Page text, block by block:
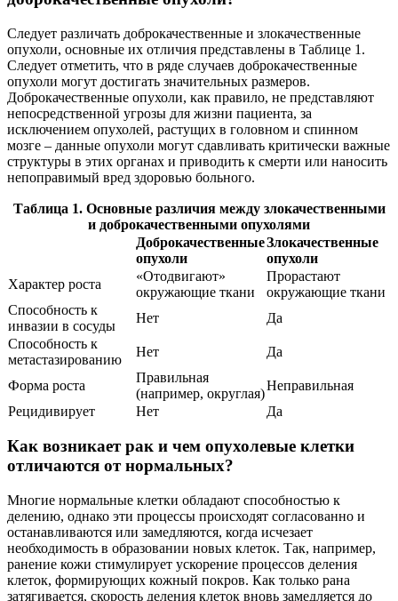
Следует различать доброкачественные и злокачественные
опухоли, основные их отличия представлены в Таблице 1.
Следует отметить, что в ряде случаев доброкачественные
опухоли могут достигать значительных размеров.
Доброкачественные опухоли, как правило, не представляют
непосредственной угрозы для жизни пациента, за
исключением опухолей, растущих в головном и спинном
мозге – данные опухоли могут сдавливать критически важные
структуры в этих органах и приводить к смерти или наносить
непоправимый вред здоровью больного.
Таблица 1. Основные различия между злокачественными
и доброкачественными опухолями
Доброкачественные
опухоли
Злокачественные
опухоли
Характер роста
«Отодвигают»
окружающие ткани
Прорастают
окружающие ткани
Способность к
инвазии в сосуды
Нет
Да
Способность к
метастазированию
Нет Да
Форма роста
Правильная
(например, округлая)
Неправильная
Рецидивирует
Нет Да
Как возникает рак и чем опухолевые клетки
отличаются от нормальных?
Многие нормальные клетки обладают способностью к
делению, однако эти процессы происходят согласованно и
останавливаются или замедляются, когда исчезает
необходимость в образовании новых клеток. Так, например,
ранение кожи стимулирует ускорение процессов деления
клеток, формирующих кожный покров. Как только рана
затягивается, скорость деления клеток вновь замедляется до